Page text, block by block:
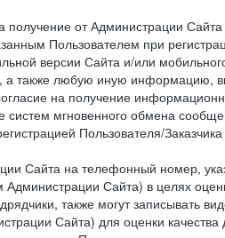
от Администрации
Пользователем при
версии Сайта и/или
а также любую иную информацию,
на получение
систем мгновенного обмена
Пользователя/
Сайта на телефонный номер,
Сайта) в целях
также могут записывать
Сайта) для оценки качества